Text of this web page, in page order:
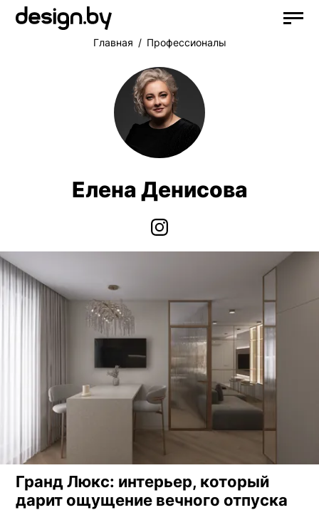
Главная Профессионалы
Елена Денисова
Гранд Люкс: интерьер, который
дарит ощущение вечного отпуска